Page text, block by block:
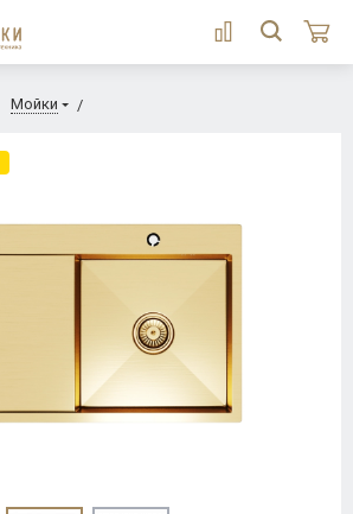
Мойки